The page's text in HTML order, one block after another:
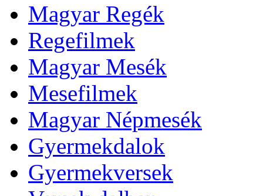
Magyar Regék
Regefilmek
Magyar Mesék
Mesefilmek
Magyar Népmesék
Gyermekdalok
Gyermekversek